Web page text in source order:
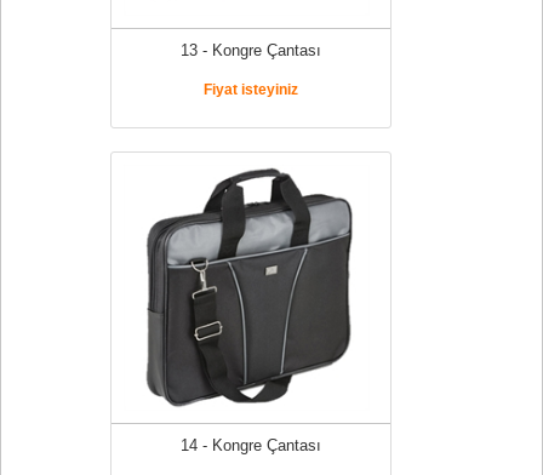
13 - Kongre Çantası
Fiyat isteyiniz
14 - Kongre Çantası